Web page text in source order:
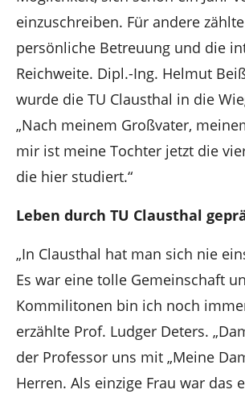
einzuschreiben. Für andere
persönliche Betreuung und die
Reichweite. Dipl.-Ing. Helmut
wurde die TU Clausthal in die
„Nach meinem Großvater,
mir ist meine Tochter jetzt die
die hier studiert.“
Leben durch TU Clausthal
„In Clausthal hat man sich nie
Es war eine tolle Gemeinschaft
Kommilitonen bin ich noch
erzählte Prof. Ludger Deters.
der Professor uns mit „Meine
Herren. Als einzige Frau war das